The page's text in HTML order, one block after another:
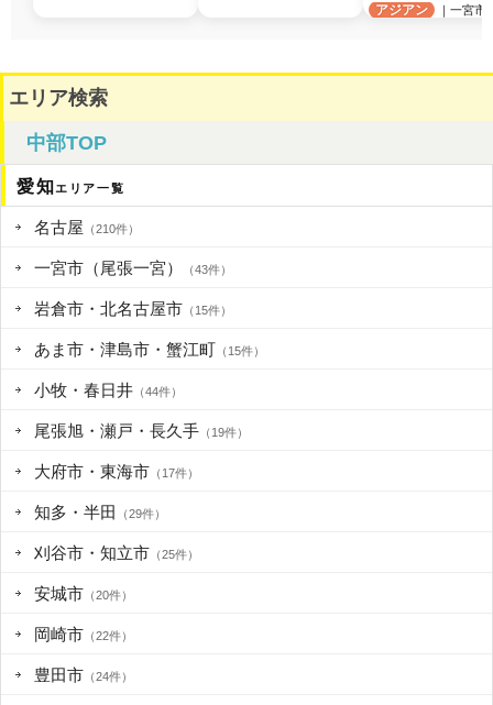
アジアン ｜一宮
エリア検索
中部TOP
愛知エリア一覧
名古屋 （210件）
一宮市（尾張一宮） （43件）
岩倉市・北名古屋市 （15件）
あま市・津島市・蟹江町 （15件）
小牧・春日井 （44件）
尾張旭・瀬戸・長久手 （19件）
大府市・東海市 （17件）
知多・半田 （29件）
刈谷市・知立市 （25件）
安城市 （20件）
岡崎市 （22件）
豊田市 （24件）